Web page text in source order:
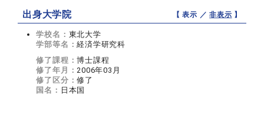
出身大学院 【 表示 ／非表示 】
学校名： 東北大学
学部等名：経済学研究科
修了課程：博士課程
修了年月：2006年03月
修了区分：修了
国名： 日本国